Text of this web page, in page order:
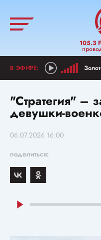
105.3
"Стратегия" –
девушки-
06.07.2026 16:00
поделиться: